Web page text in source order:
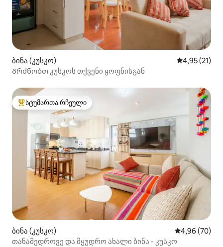
ბინა (კუსკო) საშუალო
4,95 (21)
Გრძნობთ კუსკოს თქვენი ყოფნისგან
სტუმართა რჩეული მოწინავე ვარიანტი
სტუმართა რჩეული
ბინა (კუსკო) საშუალო
4,96 (70)
თანამედროვე და მყუდრო ახალი ბინა - კუსკო